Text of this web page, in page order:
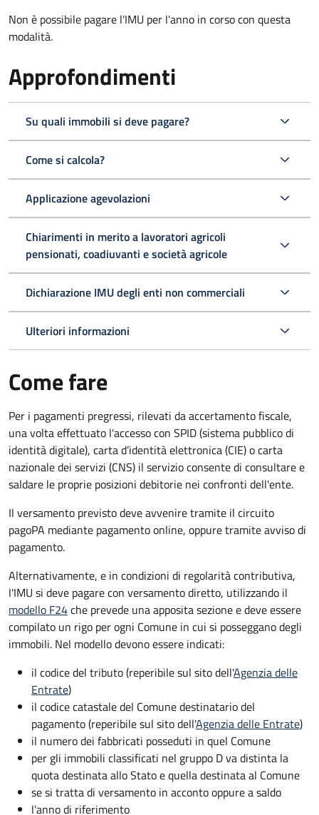
Non è possibile pagare l'IMU per l'anno in corso con questa
modalità.
Approfondimenti
Su quali immobili si deve pagare?
Come si calcola?
Applicazione agevolazioni
Chiarimenti in merito a lavoratori agricoli
pensionati, coadiuvanti e società agricole
Dichiarazione IMU degli enti non commerciali
Ulteriori informazioni
Come fare
Per i pagamenti pregressi, rilevati da accertamento fiscale,
una volta effettuato l'accesso con SPID (sistema pubblico di
identità digitale), carta d’identità elettronica (CIE) o carta
nazionale dei servizi (CNS) il servizio consente di consultare e
saldare le proprie posizioni debitorie nei confronti dell'ente.
Il versamento previsto deve avvenire tramite il circuito
pagoPA mediante pagamento online, oppure tramite avviso di
pagamento.
Alternativamente, e in condizioni di regolarità contributiva,
l'IMU si deve pagarecon versamento diretto, utilizzando il
modello F24che prevede una apposita sezione e deve essere
compilato un rigo per ogni Comune in cui si posseggano degli
immobili. Nel modello devono essere indicati:
il codice del tributo(reperibile sul sito dell'Agenzia delle
Entrate)
il codice catastale del Comunedestinatario del
pagamento (reperibile sul sito dell'Agenzia delle Entrate)
il numero dei fabbricati posseduti in quel Comune
per gli immobili classificati nel gruppo D va distinta la
quota destinata allo Stato e quella destinata al Comune
se si tratta di versamento in acconto oppure a saldo
l'anno di riferimento